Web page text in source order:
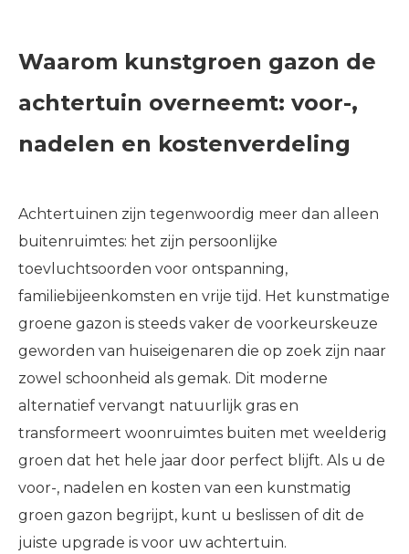
Waarom kunstgroen gazon de
achtertuin overneemt: voor-,
nadelen en kostenverdeling
Achtertuinen zijn tegenwoordig meer dan alleen
buitenruimtes: het zijn persoonlijke
toevluchtsoorden voor ontspanning,
familiebijeenkomsten en vrije tijd. Het kunstmatige
groene gazon is steeds vaker de voorkeurskeuze
geworden van huiseigenaren die op zoek zijn naar
zowel schoonheid als gemak. Dit moderne
alternatief vervangt natuurlijk gras en
transformeert woonruimtes buiten met weelderig
groen dat het hele jaar door perfect blijft. Als u de
voor-, nadelen en kosten van een kunstmatig
groen gazon begrijpt, kunt u beslissen of dit de
juiste upgrade is voor uw achtertuin.